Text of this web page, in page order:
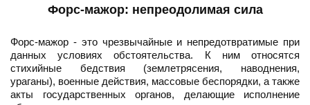
Форс-мажор: непреодолимая сила
Форс-мажор - это чрезвычайные и непредотвратимые при
данных условиях обстоятельства. К ним относятся
стихийные бедствия (землетрясения, наводнения,
ураганы), военные действия, массовые беспорядки, а также
акты государственных органов, делающие исполнение